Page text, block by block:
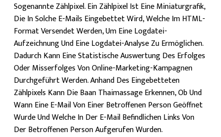
Sogenannte Zählpixel. Ein Zählpixel Ist Eine Miniaturgrafik,
Die In Solche E-Mails Eingebettet Wird, Welche Im HTML-
Format Versendet Werden, Um Eine Logdatei-
Aufzeichnung Und Eine Logdatei-Analyse Zu Ermöglichen.
Dadurch Kann Eine Statistische Auswertung Des Erfolges
Oder Misserfolges Von Online-Marketing-Kampagnen
Durchgeführt Werden. Anhand Des Eingebetteten
Zählpixels Kann Die Baan Thaimassage Erkennen, Ob Und
Wann Eine E-Mail Von Einer Betroffenen Person Geöffnet
Wurde Und Welche In Der E-Mail Befindlichen Links Von
Der Betroffenen Person Aufgerufen Wurden.